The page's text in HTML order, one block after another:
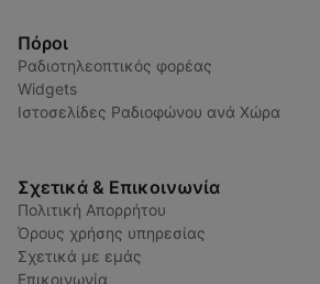
Πόροι
Ραδιοτηλεοπτικός φορέας
Widgets
Ιστοσελίδες Ραδιοφώνου ανά Χώρα
Σχετικά & Επικοινωνία
Πολιτική Απορρήτου
Όρους χρήσης υπηρεσίας
Σχετικά με εμάς
Επικοινωνία